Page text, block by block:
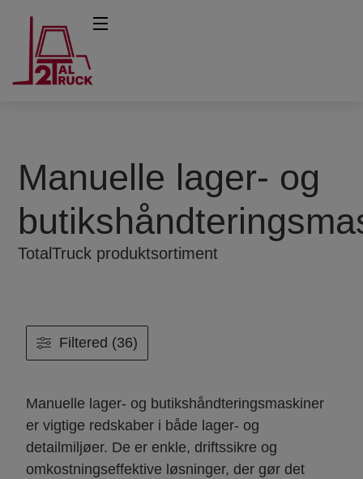
Manuelle lager- og
TotalTruck produktsortiment
Filtered (36)
Manuelle lager- og butikshåndteringsmaskiner
er vigtige redskaber i både lager- og
detailmiljøer. De er enkle, driftssikre og
omkostningseffektive løsninger, der gør det